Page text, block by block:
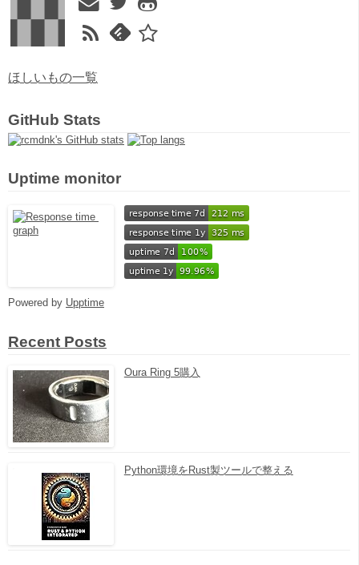
ほしいもの一覧
GitHub Stats
Uptime monitor
Powered by Upptime
Recent Posts
Oura Ring 5購入
Python環境をRust製ツールで整える